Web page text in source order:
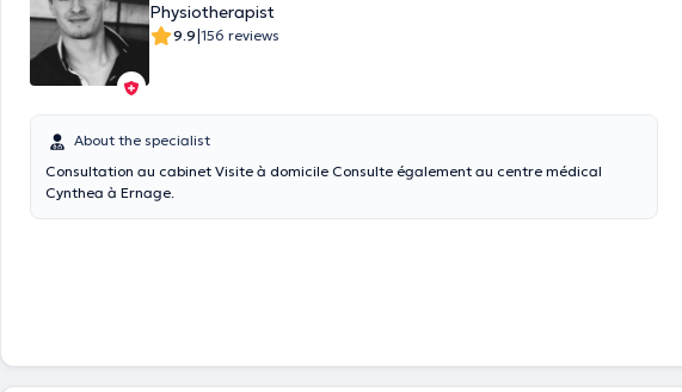
Physiotherapist
9.9|156 reviews
About the specialist
Consultation au cabinet Visite à domicile Consulte également au centre médical
Cynthea à Ernage.